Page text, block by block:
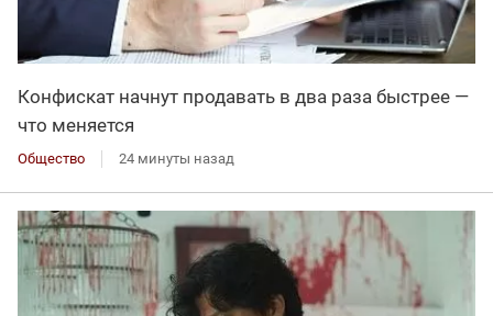
Конфискат начнут продавать в два раза быстрее —
что меняется
Общество 24 минуты назад